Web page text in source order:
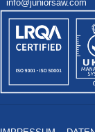
info@juniorsaw.com